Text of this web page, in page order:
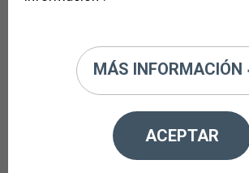
Vista cansada
Elimina tus gafas con la
implantación de las lentes
MÁS INFORMACIÓN
ACEPTAR